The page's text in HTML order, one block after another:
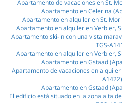
Apartamento de vacaciones en St.
Apartamento en Celerina
Apartamento en alquiler en St.
Apartamento en alquiler en Verbier,
Apartamento ski-in con una vista
TGS-
Apartamento en alquiler en Verbier,
Apartamento en Gstaad
Apartamento de vacaciones en
A1422)
Apartamento en Gstaad
El edificio está situado en la zona alta